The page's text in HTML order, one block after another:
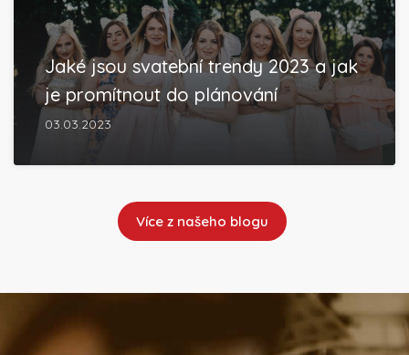
Jaké jsou svatební trendy 2023 a jak
je promítnout do plánování
03.03.2023
Více z našeho blogu